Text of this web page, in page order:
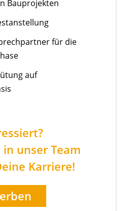
Bauprojekten
für die
auf
unser Team
Karriere!